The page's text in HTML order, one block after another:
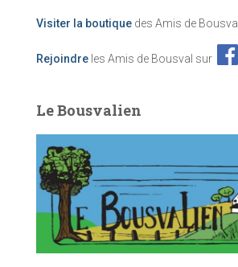
Visiter la boutique des Amis de Bousval
Rejoindre les Amis de Bousval sur
Le Bousvalien